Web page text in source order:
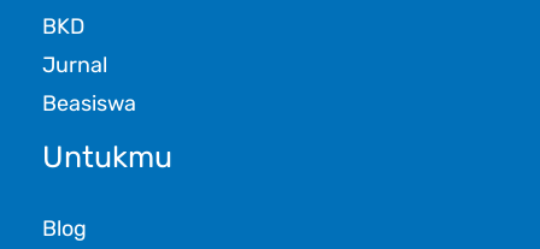
BKD
Jurnal
Beasiswa
Untukmu
Blog